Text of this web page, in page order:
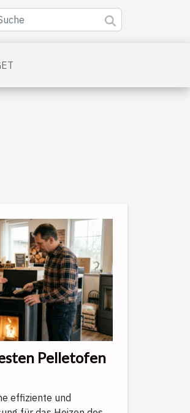
Pelletofen
effiziente und